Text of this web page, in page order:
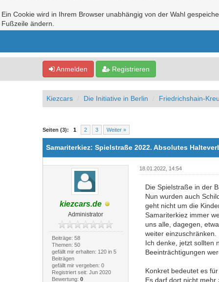
Ein Cookie wird in Ihrem Browser unabhängig von der Wahl
Fußzeile ändern.
Anmelden Registrieren
Kiezcars Die Initiative in Berlin Friedrichshain-
Seiten (3): 1 2 3 Weiter »
0 Bewertung(en) - 0 im Durchschnitt
1
2
3
4
5
Samariterkiez: Spielstraße 2022. Absolutes
kiezcars.de
Administrator
Beiträge: 58
Themen: 50
gefällt mir erhalten: 120 in 5
Beiträgen
gefällt mir vergeben: 0
Registriert seit: Jun 2020
Bewertung: 0
18.01.2022, 14:54
Die Spielstraße in der
Nun wurden auch
geht nicht um die
Samariterkiez immer
uns alle, dagegen,
weiter einzuschränken.
Ich denke, jetzt sollten
Beeinträchtigungen
Konkret bedeutet es
Es darf dort nicht mehr